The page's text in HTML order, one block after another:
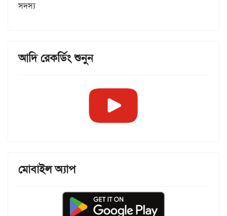
সদস্য
আদি রেকর্ডিং শুনুন
মোবাইল অ্যাপ